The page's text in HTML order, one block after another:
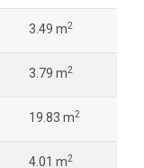
3.49 m2
3.79 m2
19.83 m2
4.01 m2